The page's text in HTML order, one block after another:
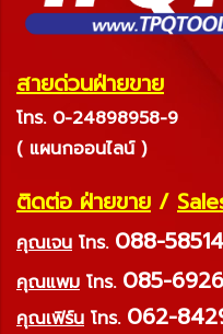
สายด่วนฝ่ายขาย
โทร. 0-24898958-9
( แผนกออนไลน์ )
ติดต่อ ฝ่ายขาย /
คุณเจน โทร. 088-
คุณแพม โทร. 085-
คุณเฟิร์น โทร. 062-